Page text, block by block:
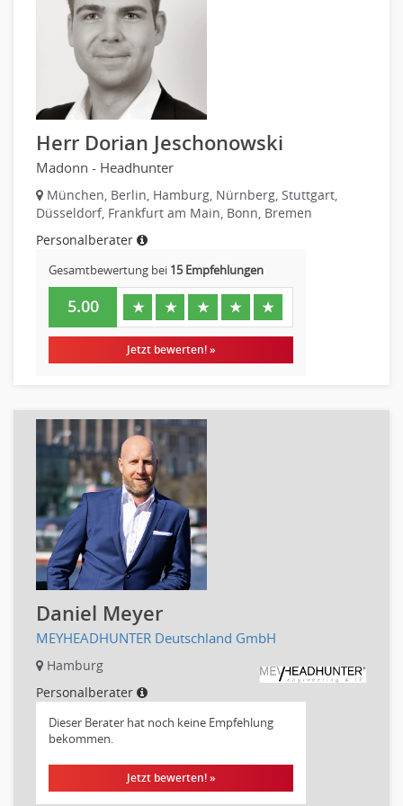
Vertriebsmarketing
Human Resources
Personal Leitung, Teamleitung
Recruiting, Personalmarketing
Referent
Anwaltschaft
Justiziariat, Rechtsabteilung
Notar-, Justizfachangestellter, Anwaltsfachgehilfe
Notariat
Richter, Justizbeamte
Analyst
Anlageberatung, Vermögensberatung
Asset-/Fonds-Management
Börsenhandel
Banken, Finanzdienstleister und Versicherungen Finanzen
Firmenkundengeschäft
Investment-Banking
Kreditanalyse
Banken, Finanzdienstleister und Versicherungen Leitung,
Teamleitung
Mergers & Acquisitions
Privatkundengeschäft
Mathematik, Produkt, Statistik
Versicherung: Sachbearbeitung
Zahlungsverkehr
Ausbilder
Berufsschule
Erwachsenenbildung
Erzieher
Kindergarten, KiTa, Vorschule
Telekommunikation
Textilien & Bekleidung
Transport & Logistik
Unternehmensberatung
Versicherungen
Herr Dorian Jeschonowski
Madonn - Headhunter
München, Berlin, Hamburg, Nürnberg, Stuttgart,
Düsseldorf, Frankfurt am Main, Bonn, Bremen
Personalberater
Gesamtbewertung bei 15 Empfehlungen
5.00 ★ ★ ★ ★ ★
Jetzt bewerten! »
Daniel Meyer
MEYHEADHUNTER Deutschland GmbH
Hamburg
Personalberater
Dieser Berater hat noch keine Empfehlung
bekommen.
Jetzt bewerten! »